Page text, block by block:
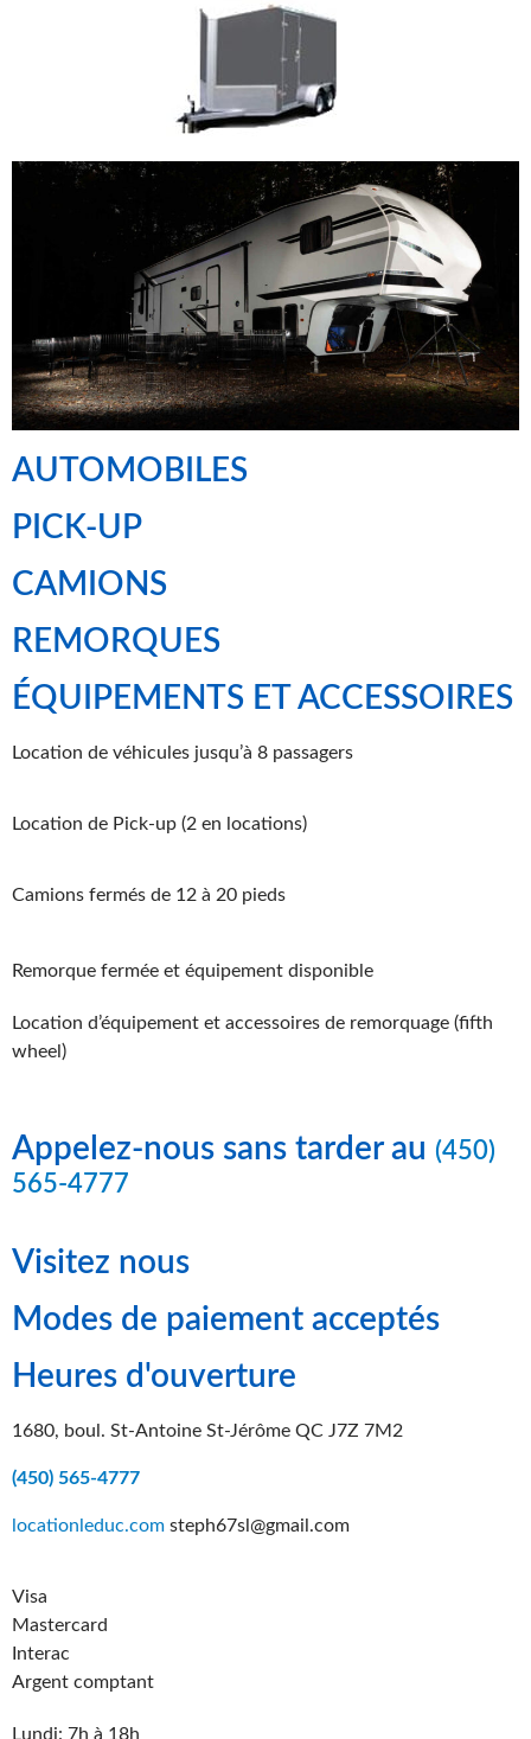
AUTOMOBILES
PICK-UP
CAMIONS
REMORQUES
ÉQUIPEMENTS ET ACCESSOIRES
Location de véhicules jusqu’à 8 passagers
Location de Pick-up (2 en locations)
Camions fermés de 12 à 20 pieds
Remorque fermée et équipement disponible
Location d’équipement et accessoires de remorquage (fifth
wheel)
Appelez-nous sans tarder au (450)
565-4777
Visitez nous
Modes de paiement acceptés
Heures d'ouverture
1680, boul. St-Antoine St-Jérôme QC J7Z 7M2
(450) 565-4777
locationleduc.com steph67sl@gmail.com
Visa
Mastercard
Interac
Argent comptant
Lundi: 7h à 18h